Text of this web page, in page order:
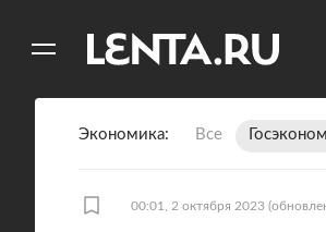
Экономика Все
00:01, 2 октября 2023